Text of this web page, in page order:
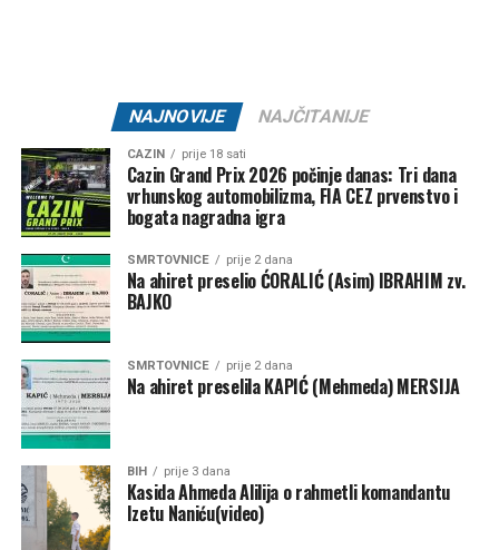
NK “Željezničar 73” –
MNK “Željo” –5.000 KM
Klub borilačkih sportova “Serhat” –1.500 KM
Ključ – 84.000 KM
NK “Ključ” –80.000 KM
Kanu-kajakaški klub “K4” –
FK “Bajer 99” Velagići –
NK “Omladinac” Sanica –1.000 KM
Bužim – 27.000 KM
NK “Vitez” – 10.000 KM
FK “Bratstvo-Veterani” –
NAJNOVIJE NAJČITANIJE
CAZIN prije 18 sati
Cazin Grand Prix 2026 počinje danas: Tri dana
vrhunskog automobilizma, FIA CEZ prvenstvo i
bogata nagradna igra
SMRTOVNICE prije 2 dana
Na ahiret preselio ĆORALIĆ (Asim) IBRAHIM zv.
BAJKO
SMRTOVNICE prije 2 dana
Na ahiret preselila KAPIĆ (Mehmeda) MERSIJA
BIH prije 3 dana
Kasida Ahmeda Alilija o rahmetli komandantu
Izetu Naniću(video)